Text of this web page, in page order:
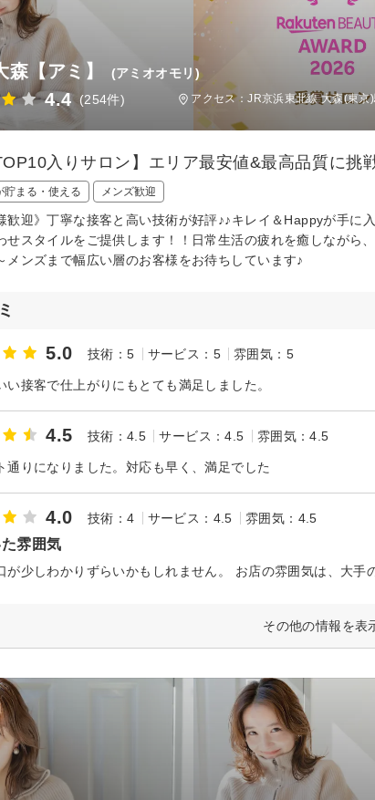
【アミ】 (アミオオモリ)
4.4 (254件) アクセス：JR京浜東北線 大森(東京
入りサロン】エリア最安値&最高品質に
貯まる・使える メンズ歓迎
歓迎》丁寧な接客と高い技術が好評♪♪キレイ＆Happyが手
せスタイルをご提供します！！日常生活の疲れを癒しながら
メンズまで幅広い層のお客様をお待ちしています♪
5.0 技術：5 サービス：5 雰囲気：5
い接客で仕上がりにもとても満足しました。
4.5 技術：4.5 サービス：4.5 雰囲気：4.5
通りになりました。対応も早く、満足でした
4.0 技術：4 サービス：4.5 雰囲気：4.5
雰囲気
その他の情報を表